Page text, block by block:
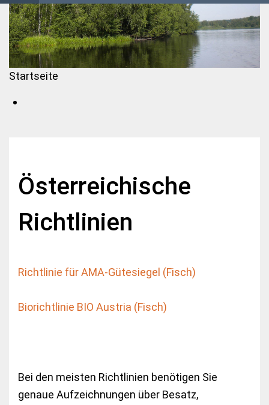
Startseite
Österreichische
Richtlinien
Richtlinie für AMA-Gütesiegel (Fisch)
Biorichtlinie BIO Austria (Fisch)
Bei den meisten Richtlinien benötigen Sie
genaue Aufzeichnungen über Besatz,